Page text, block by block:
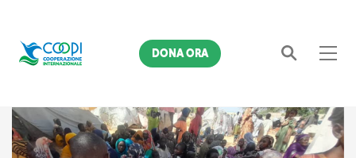
Cerca
DONA ORA